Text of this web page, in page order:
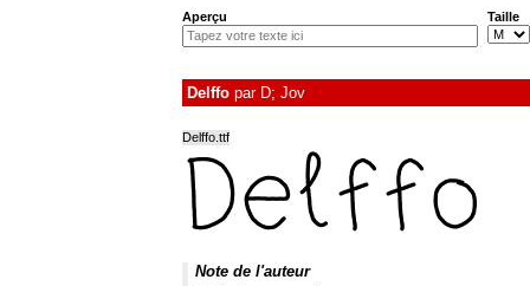
Aperçu Taille
Delffo par D; Jov
Delffo.ttf
Note de l'auteur